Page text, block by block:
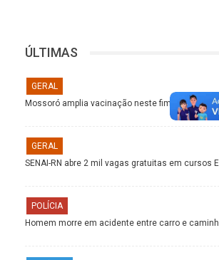
ÚLTIMAS
GERAL
Mossoró amplia vacinação neste fim de
GERAL
SENAI-RN abre 2 mil vagas gratuitas em cursos
POLÍCIA
Homem morre em acidente entre carro e